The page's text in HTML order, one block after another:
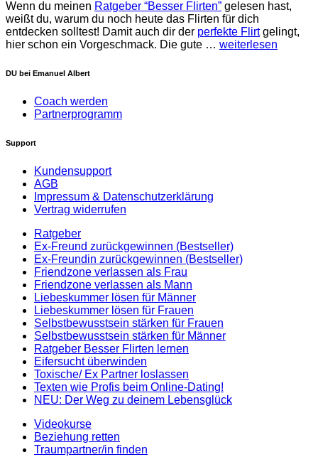
Wenn du meinen Ratgeber “Besser Flirten” gelesen hast,
weißt du, warum du noch heute das Flirten für dich
entdecken solltest! Damit auch dir der perfekte Flirtgelingt,
hier schon ein Vorgeschmack. Die gute … weiterlesen
DU bei Emanuel Albert
Coach werden
Partnerprogramm
Support
Kundensupport
AGB
Impressum & Datenschutzerklärung
Vertrag widerrufen
Ratgeber
Ex-Freund zurückgewinnen (Bestseller)
Ex-Freundin zurückgewinnen (Bestseller)
Friendzone verlassen als Frau
Friendzone verlassen als Mann
Liebeskummer lösen für Männer
Liebeskummer lösen für Frauen
Selbstbewusstsein stärken für Frauen
Selbstbewusstsein stärken für Männer
Ratgeber Besser Flirten lernen
Eifersucht überwinden
Toxische/ Ex Partner loslassen
Texten wie Profis beim Online-Dating!
NEU: Der Weg zu deinem Lebensglück
Videokurse
Beziehung retten
Traumpartner/in finden